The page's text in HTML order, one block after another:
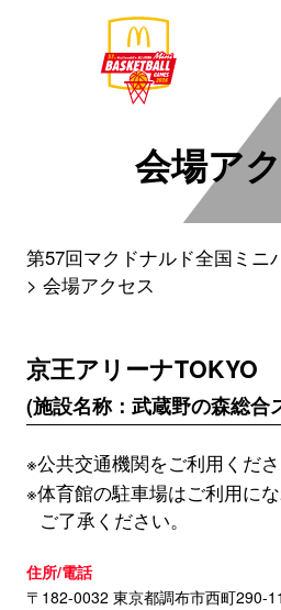
会場ア
第57回マクドナルド全国ミニ
会場アクセス
京王アリーナTOKYO
(施設名称：武蔵野の森総合
※公共交通機関をご利用くださ
※体育館の駐車場はご利用に
ご了承ください。
住所/電話
〒182-0032 東京都調布市西町290-11